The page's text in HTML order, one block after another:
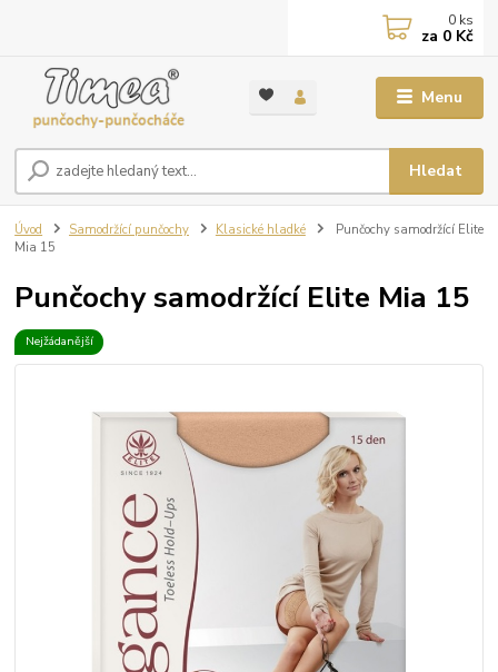
Menu
Hledat
0 ks
za 0 Kč
Úvod Samodržící punčochy Klasické hladké
Punčochy samodržící Elite
Mia 15
Punčochy samodržící Elite Mia 15
Nejžádanější